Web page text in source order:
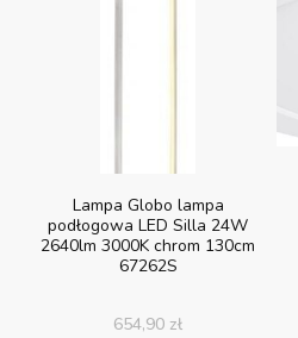
Lampa Globo lampa
podłogowa LED Silla 24W
2640lm 3000K chrom 130cm
67262S
654,90 zł